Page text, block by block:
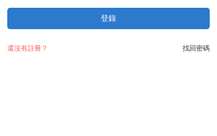
登錄
找回密碼
還沒有註冊？